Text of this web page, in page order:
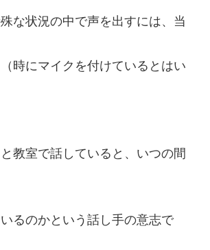
な状況の中で声を出すには、当
時にマイクを付けているとはい
教室で話していると、いつの間
るのかという話し手の意志で